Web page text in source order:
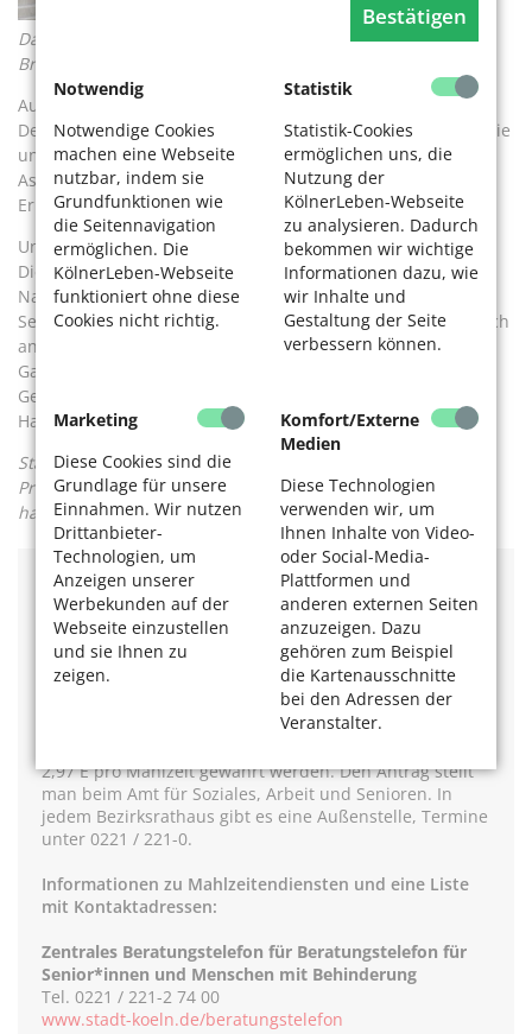
Bestätigen
Notwendig
Notwendige Cookies
machen eine Webseite
nutzbar, indem sie
Grundfunktionen wie
die Seitennavigation
ermöglichen. Die
KölnerLeben-Webseite
funktioniert ohne diese
Cookies nicht richtig.
Statistik
Statistik-Cookies
ermöglichen uns, die
Nutzung der
KölnerLeben-Webseite
zu analysieren. Dadurch
bekommen wir wichtige
Informationen dazu, wie
wir Inhalte und
Gestaltung der Seite
verbessern können.
Marketing
Diese Cookies sind die
Grundlage für unsere
Einnahmen. Wir nutzen
Drittanbieter-
Technologien, um
Anzeigen unserer
Werbekunden auf der
Webseite einzustellen
und sie Ihnen zu
zeigen.
Komfort/Externe
Medien
Diese Technologien
verwenden wir, um
Ihnen Inhalte von Video-
oder Social-Media-
Plattformen und
anderen externen Seiten
anzuzeigen. Dazu
gehören zum Beispiel
die Kartenausschnitte
bei den Adressen der
Veranstalter.
Das Essen wird bis zur Haustür gebracht. Foto: Heide Marie
Breer
Auch eine gute Beratung gehört zu einem seriösen Service.
Denn die Ernährung soll dem individuellen Bedarf an Energie
und Nährstoffen entsprechen. Neben gesundheitlichen
Aspekten schaut man sich zusammen die speziellen
Ernährungsgewohnheiten und Vorlieben an.
Und Alternativen? Alternativen zu den Essen-auf-Rädern-
Diensten gibt es etliche, und sie liegen oft in der
Nachbarschaft: Manche Krankenhäuser oder
Senioreneinrichtungen bieten einen öffentlichen Mittagstisch
an, auch Metzgereien und Bäckereien und natürlich
Gaststätten und Restaurants. Der Vorteil hier: Man kann in
Gesellschaft essen. Oder sich eben auch die Mahlzeit nach
Hause liefern lassen.
Stand des Beitrags: Oktober 2021, Angaben – insbesondere
Preise und Zuschüsse – können sich inzwischen geändert
haben.
Informationen
Zuschuss der Stadt Köln
Wer behindert, krank oder krankheitsgefährdet und
nicht in der Lage ist, die Kosten für die Fertigmahlzeiten
allein zu tragen, kann einen Zuschuss bei der Stadt
2,97 E pro Mahlzeit gewährt werden. Den Antrag stellt
man beim Amt für Soziales, Arbeit und Senioren. In
jedem Bezirksrathaus gibt es eine Außenstelle, Termine
unter 0221 / 221-0.
Informationen zu Mahlzeitendiensten und eine Liste
mit Kontaktadressen:
Zentrales Beratungstelefon für Beratungstelefon für
Senior*innen und Menschen mit Behinderung
Tel. 0221 / 221-2 74 00
www.stadt-koeln.de/beratungstelefon